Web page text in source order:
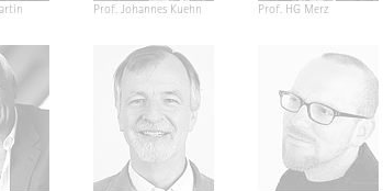
Prof. Johannes Kuehn Prof. HG Merz